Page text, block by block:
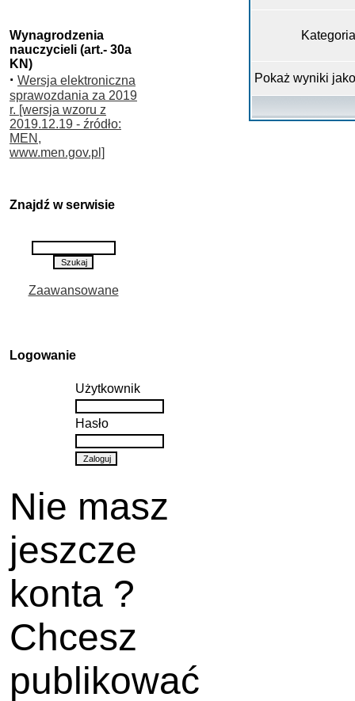
Wynagrodzenia
nauczycieli (art.- 30a
KN)
· Wersja elektroniczna
sprawozdania za 2019
r. [wersja wzoru z
2019.12.19 - źródło:
MEN,
www.men.gov.pl]
Znajdź w serwisie
Zaawansowane
Logowanie
Użytkownik
Hasło
Nie masz
jeszcze
konta ?
Chcesz
publikować
Pokaż wyniki